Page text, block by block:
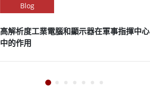
Blog
高解析度工業電腦和顯示器在軍事指揮中心
中的作用